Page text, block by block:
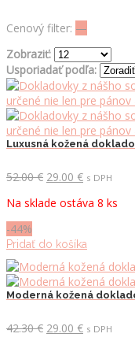
Cenový filter: —
Zobraziť:
Usporiadať podľa:
Luxusná kožená
52.00€ Pôvodná
bola:
29.00 €Aktuálna
je:
s DPH
Na sklade ostáva 8 ks
-44%
Pridať do košíka
Moderná kožená
42.30€ Pôvodná
29.00 €Aktuálna
s DPH